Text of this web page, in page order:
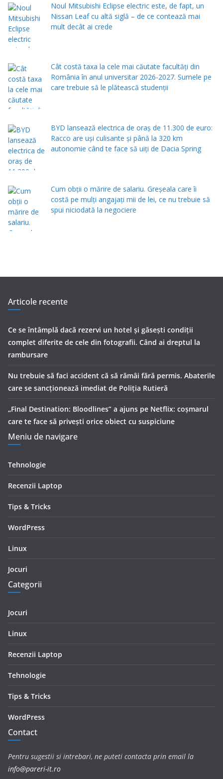
Noul Mitsubishi Eclipse electric este, de fapt, un
Nissan Leaf cu altă siglă – de ce contează mai
mult decât ai crede
Cât costă taxa la cele mai căutate facultăți din
România în anul universitar 2026-2027. Sumele pe
care trebuie să le plătească studenții
BYD lansează electrica de oraș de 11.300 de euro:
Racco are uși culisante și până la 320 km
autonomie când te face să uiți de Dacia Spring
Cum obții o mărire de salariu. Greșeala care îi
costă pe mulți angajați mii de lei, ce nu trebuie să
spui niciodată la negociere
Articole recente
Ce se întâmplă dacă rezervi un hotel și găsești condiții
complet diferite de cele din fotografii. Când ai dreptul la
rambursare
Nu trebuie să faci accident că să rămâi fără permis. Abaterile
care se sancționează imediat de Poliţia Rutieră
„Final Destination: Bloodlines” a ajuns pe Netflix: coșmarul
care te face să privești orice obiect cu suspiciune
Meniu de navigare
Tehnologie
Recenzii Laptop
Tips & Tricks
WordPress
Linux
Jocuri
Categorii
Jocuri
Linux
Recenzii Laptop
Tehnologie
Tips & Tricks
WordPress
Contact
Pentru sugestii si intrebari, ne puteti contacta prin email la
info@pareri-it.ro